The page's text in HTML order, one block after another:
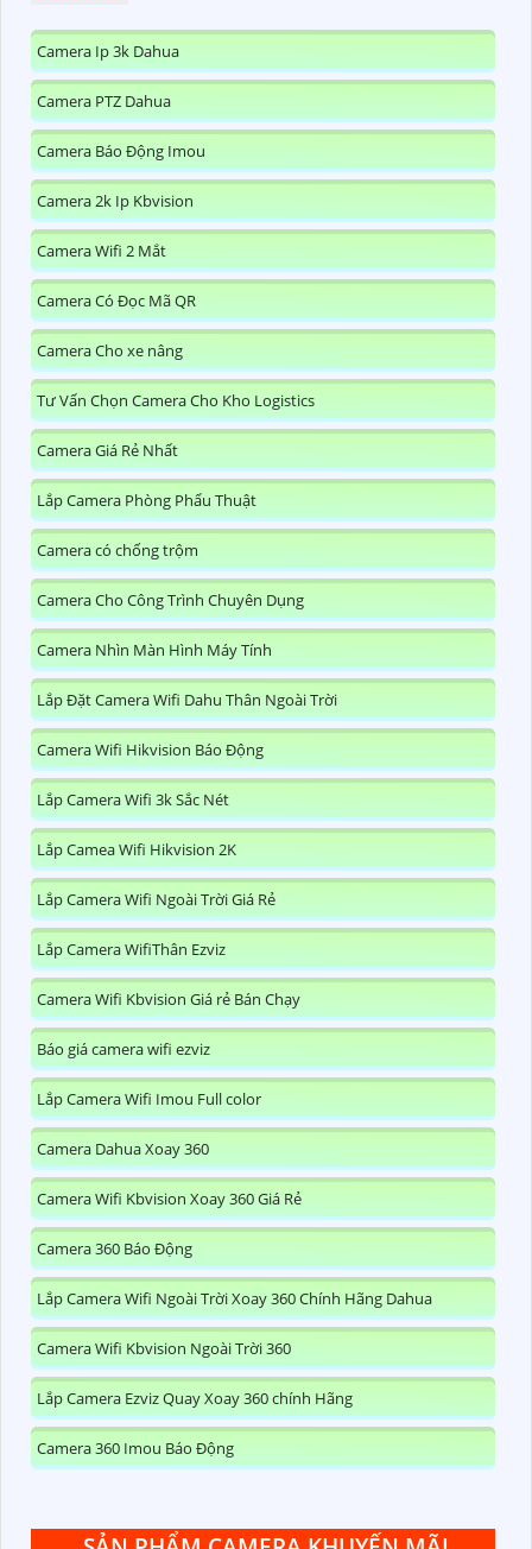
Camera Ip 3k Dahua
Camera PTZ Dahua
Camera Báo Động Imou
Camera 2k Ip Kbvision
Camera Wifi 2 Mắt
Camera Có Đọc Mã QR
Camera Cho xe nâng
Tư Vấn Chọn Camera Cho Kho Logistics
Camera Giá Rẻ Nhất
Lắp Camera Phòng Phẩu Thuật
Camera có chống trộm
Camera Cho Công Trình Chuyên Dụng
Camera Nhìn Màn Hình Máy Tính
Lắp Đặt Camera Wifi Dahu Thân Ngoài Trời
Camera Wifi Hikvision Báo Động
Lắp Camera Wifi 3k Sắc Nét
Lắp Camea Wifi Hikvision 2K
Lắp Camera Wifi Ngoài Trời Giá Rẻ
Lắp Camera WifiThân Ezviz
Camera Wifi Kbvision Giá rẻ Bán Chạy
Báo giá camera wifi ezviz
Lắp Camera Wifi Imou Full color
Camera Dahua Xoay 360
Camera Wifi Kbvision Xoay 360 Giá Rẻ
Camera 360 Báo Động
Lắp Camera Wifi Ngoài Trời Xoay 360 Chính Hãng Dahua
Camera Wifi Kbvision Ngoài Trời 360
Lắp Camera Ezviz Quay Xoay 360 chính Hãng
Camera 360 Imou Báo Động